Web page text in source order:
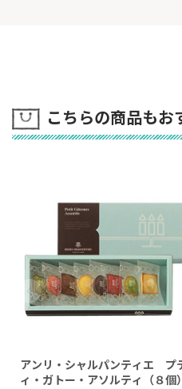
こちらの商品もお
アンリ・シャルパンティエ プ
ィ・ガトー・アソルティ（８個